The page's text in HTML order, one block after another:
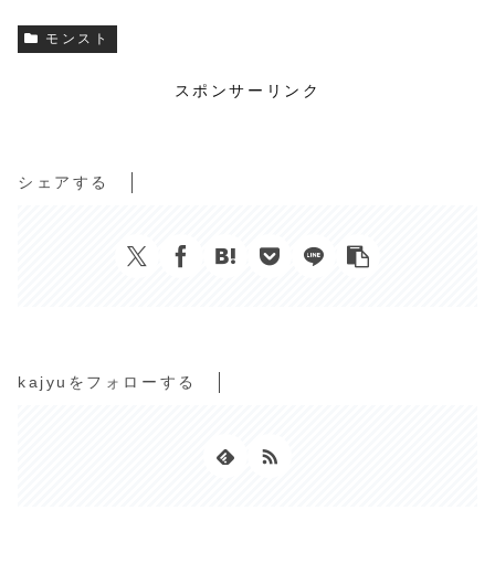
モンスト
スポンサーリンク
シェアする
kajyuをフォローする